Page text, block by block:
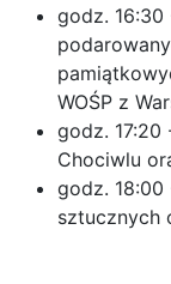
godz.
WOŚP z
godz.
Chociwlu
godz. 18:00
sztucznych